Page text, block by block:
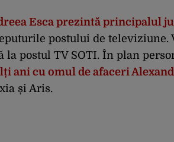
Esca prezintă principalul
postului de
la postul TV SOTI. În plan
ani cu omul de afaceri
și Aris.